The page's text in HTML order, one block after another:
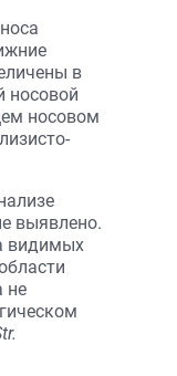
в
носовой
носовом
выявлено.
видимых
не